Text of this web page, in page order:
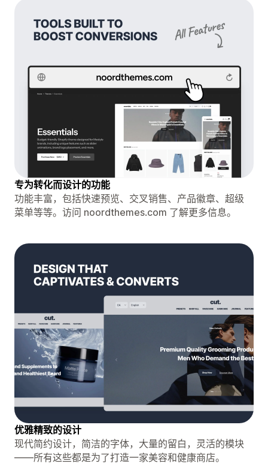
专为转化而设计的功能
功能丰富，包括快速预览、交叉销售、产品徽章、超级
菜单等等。访问 noordthemes.com 了解更多信息。
优雅精致的设计
现代简约设计，简洁的字体，大量的留白，灵活的模块
——所有这些都是为了打造一家美容和健康商店。